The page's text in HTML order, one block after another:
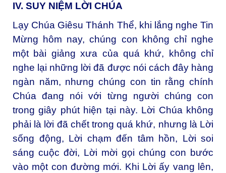
IV. SUY NIỆM LỜI CHÚA
Lạy Chúa Giêsu Thánh Thể, khi lắng nghe Tin
Mừng hôm nay, chúng con không chỉ nghe
một bài giảng xưa của quá khứ, không chỉ
nghe lại những lời đã được nói cách đây hàng
ngàn năm, nhưng chúng con tin rằng chính
Chúa đang nói với từng người chúng con
trong giây phút hiện tại này. Lời Chúa không
phải là lời đã chết trong quá khứ, nhưng là Lời
sống động, Lời chạm đến tâm hồn, Lời soi
sáng cuộc đời, Lời mời gọi chúng con bước
vào một con đường mới. Khi Lời ấy vang lên,